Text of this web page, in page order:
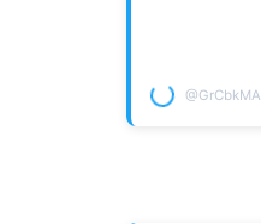
@